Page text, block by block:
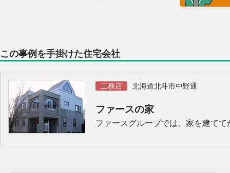
この事例を手掛けた住宅会社
工務店 北海道北斗市中野通
ファースの家
ファースグループでは、家を建て